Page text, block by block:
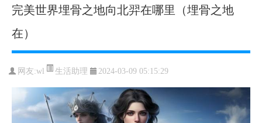
完美世界埋骨之地向北羿在哪里（埋骨之地
在）
网友:wl 生活助理 2024-03-09 05:15:29